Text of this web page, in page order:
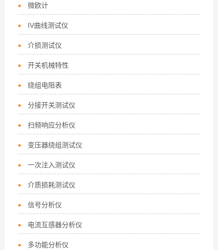
微欧计
IV曲线测试仪
介损测试仪
开关机械特性
绕组电阻表
分接开关测试仪
扫频响应分析仪
变压器绕组测试仪
一次注入测试仪
介质损耗测试仪
信号分析仪
电流互感器分析仪
多功能分析仪